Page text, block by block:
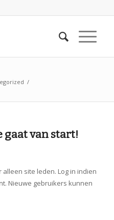
/
gaat van start!
site leden. Log in indien
Nieuwe gebruikers kunnen